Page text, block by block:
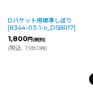
Dバケット用標準しぼり
[8344-03-1-o_DSBR17]
1,800円(税別)
(税込: 1,980円)